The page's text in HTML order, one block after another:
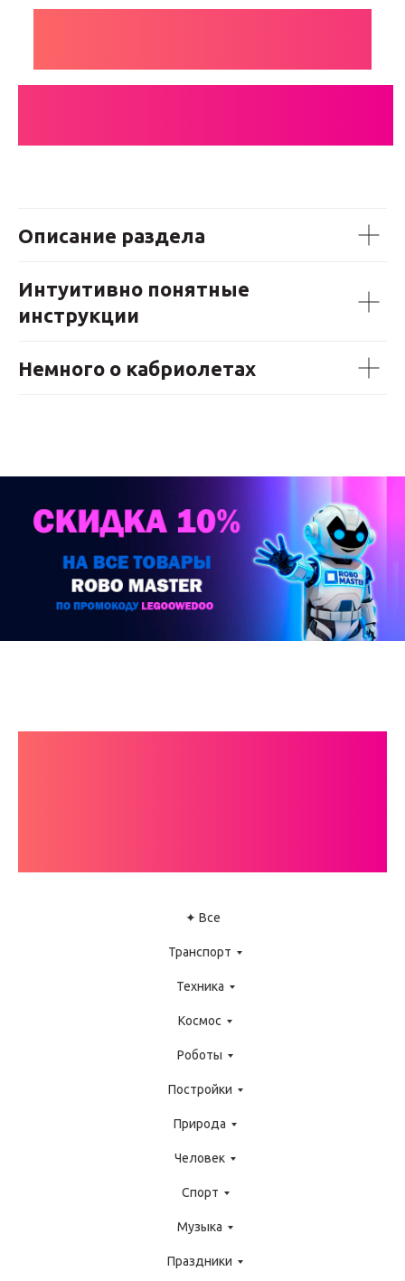
Описание раздела
Интуитивно понятные
инструкции
Немного о кабриолетах
✦ Все
Транспорт
Техника
Космос
Роботы
Постройки
Природа
Человек
Спорт
Музыка
Праздники